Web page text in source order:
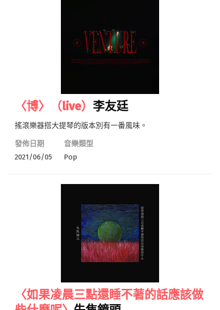
〈博〉（live） 李友廷
搖滾樂器搭大提琴的版本別有一番風味。
發佈日期
2021/06/05
音樂類型
Pop
〈如果凌晨三點還睡不著的話應該做